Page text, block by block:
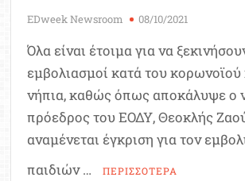
EDweek Newsroom 08/10/2021
Όλα είναι έτοιμα για να
εμβολιασμοί κατά του κορωνοϊού
νήπια, καθώς όπως αποκάλυψε ο
πρόεδρος του ΕΟΔΥ, Θεοκλής
αναμένεται έγκριση για τον
παιδιών …
ΠΕΡΙΣΣΟΤΕΡΑ